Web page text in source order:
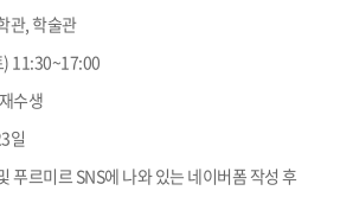
관, 학술관
) 11:30~17:00
수생
일
푸르미르 SNS에 나와 있는 네이버폼 작성 후